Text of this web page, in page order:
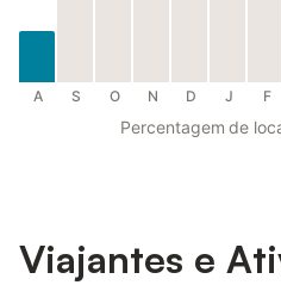
A S O N D J F
Percentagem de
Viajantes e